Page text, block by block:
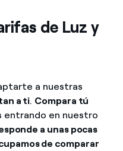
de Luz y
a nuestras
a ti. Compara tú
en nuestro
a unas pocas
de comparar